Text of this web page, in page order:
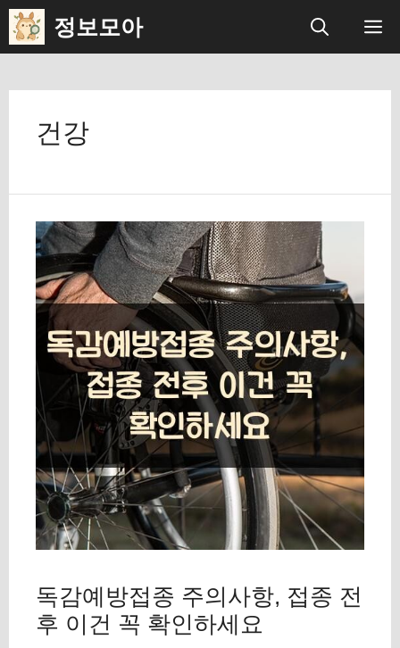
컨
텐
정보모아 메
건강
독감예방접종 주의사항, 접종 전
후 이건 꼭 확인하세요